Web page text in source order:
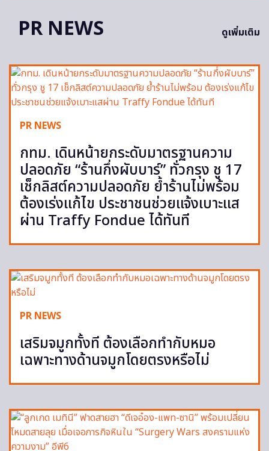
PR NEWS ดูเพิ่มเติม
PR NEWS
กทม. เดินหน้ายกระดับมาตรฐานความ
ปลอดภัย “ร้านกึ่งผับบาร์” ทั่วกรุง ชู 17
เช็กลิสต์ความปลอดภัย ย้ำร้านไม่พร้อม
ต้องเร่งแก้ไข ประชาชนช่วยแจ้งเบาะแส
ผ่าน Traffy Fondue ได้ทันที
PR NEWS
เสริมจมูกทั้งที ต้องเลือกทำกับหมอ
เฉพาะทางด้านจมูกโดยตรงหรือไม่